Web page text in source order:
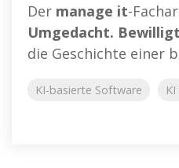
Der manage it-
Umgedacht.
die Geschichte einer
KI-basierte Software